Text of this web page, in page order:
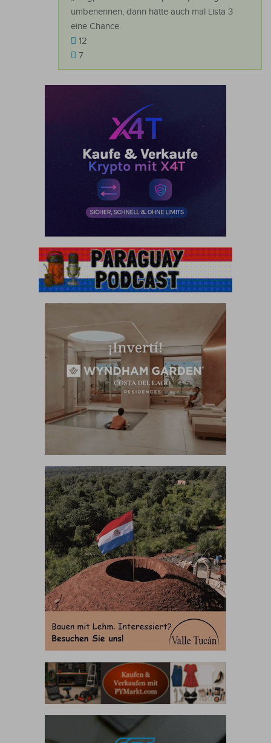
umbenennen, dann hätte auch mal Lista 3
eine Chance.
12
7